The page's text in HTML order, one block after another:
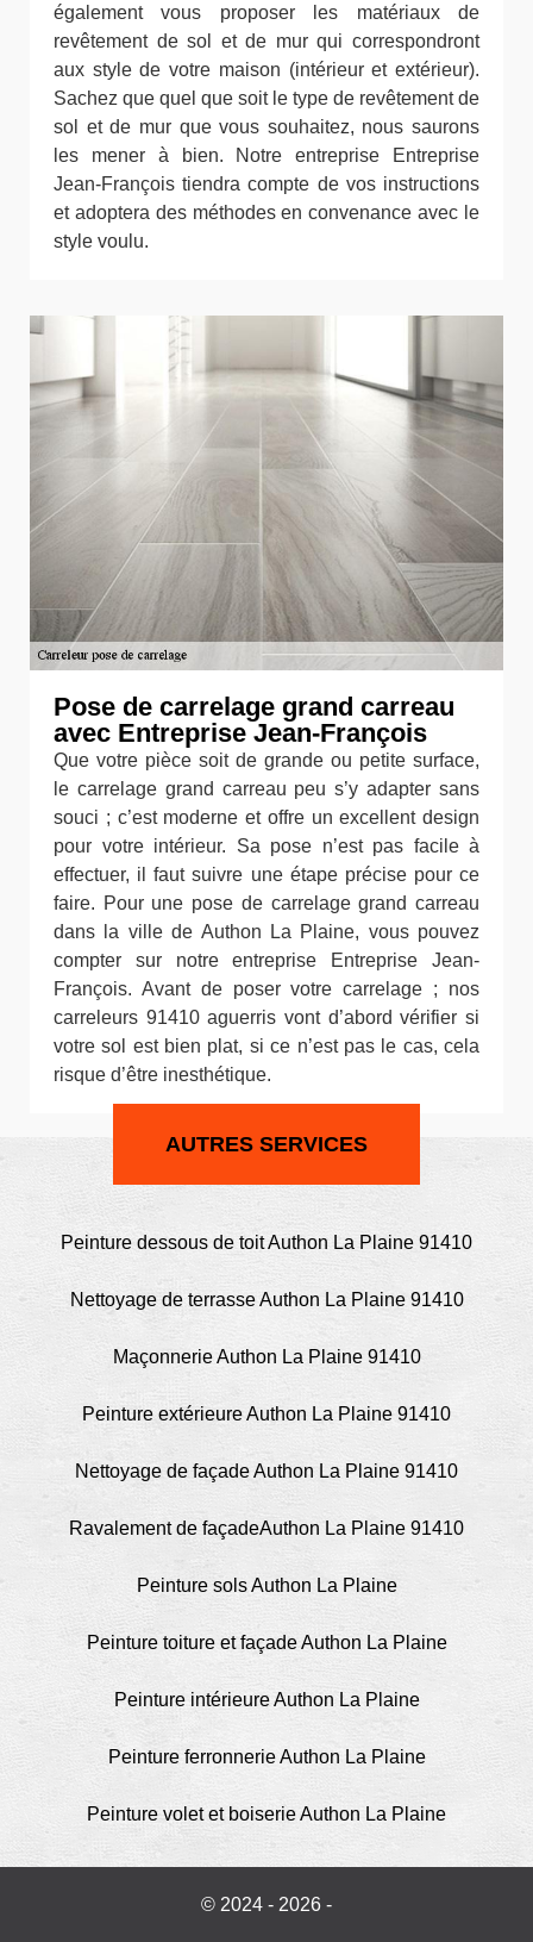
également vous proposer les matériaux de
revêtement de sol et de mur qui correspondront
aux style de votre maison (intérieur et extérieur).
Sachez que quel que soit le type de revêtement de
sol et de mur que vous souhaitez, nous saurons
les mener à bien. Notre entreprise Entreprise
Jean-François tiendra compte de vos instructions
et adoptera des méthodes en convenance avec le
style voulu.
Pose de carrelage grand carreau
avec Entreprise Jean-François
Que votre pièce soit de grande ou petite surface,
le carrelage grand carreau peu s’y adapter sans
souci ; c’est moderne et offre un excellent design
pour votre intérieur. Sa pose n’est pas facile à
effectuer, il faut suivre une étape précise pour ce
faire. Pour une pose de carrelage grand carreau
dans la ville de Authon La Plaine, vous pouvez
compter sur notre entreprise Entreprise Jean-
François. Avant de poser votre carrelage ; nos
carreleurs 91410 aguerris vont d’abord vérifier si
votre sol est bien plat, si ce n’est pas le cas, cela
risque d’être inesthétique.
AUTRES SERVICES
Peinture dessous de toit Authon La Plaine 91410
Nettoyage de terrasse Authon La Plaine 91410
Maçonnerie Authon La Plaine 91410
Peinture extérieure Authon La Plaine 91410
Nettoyage de façade Authon La Plaine 91410
Ravalement de façadeAuthon La Plaine 91410
Peinture sols Authon La Plaine
Peinture toiture et façade Authon La Plaine
Peinture intérieure Authon La Plaine
Peinture ferronnerie Authon La Plaine
Peinture volet et boiserie Authon La Plaine
© 2024 - 2026 -